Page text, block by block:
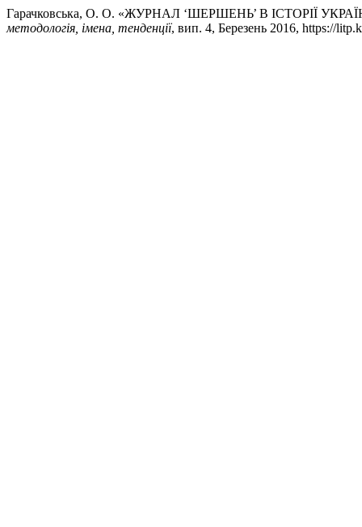
Гарачковська, О. О. «ЖУРНАЛ ‘ШЕРШЕНЬ’ В ІСТОРІЇ
методологія, імена, тенденції, вип. 4, Березень 2016, https://